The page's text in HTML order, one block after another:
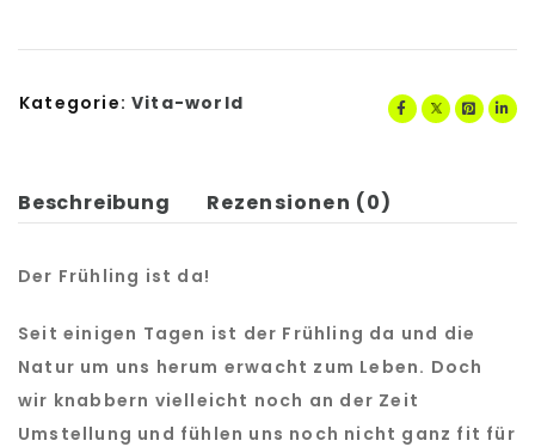
Kategorie: Vita-world
Beschreibung Rezensionen (0)
Der Frühling ist da!
Seit einigen Tagen ist der Frühling da und die
Natur um uns herum erwacht zum Leben. Doch
wir knabbern vielleicht noch an der Zeit
Umstellung und fühlen uns noch nicht ganz fit für